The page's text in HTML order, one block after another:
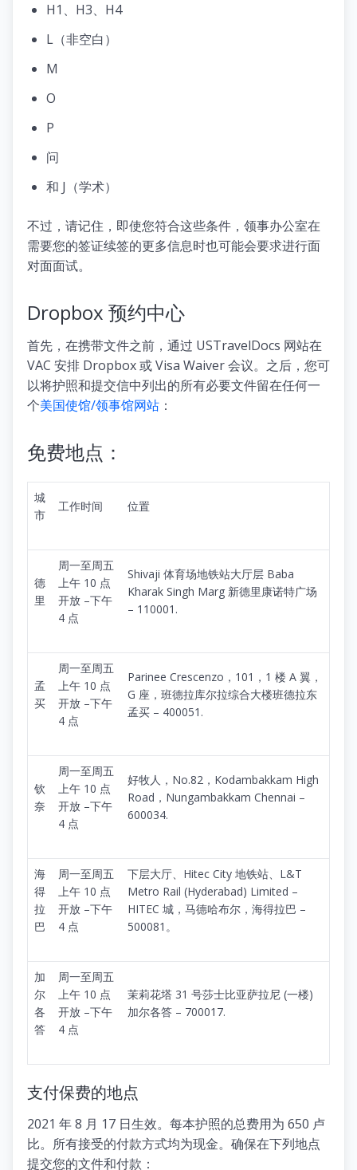
H1、H3、H4
L（非空白）
M
O
P
问
和 J（学术）
不过，请记住，即使您符合这些条件，领事办公室在
需要您的签证续签的更多信息时也可能会要求进行面
对面面试。
Dropbox 预约中心
首先，在携带文件之前，通过 USTravelDocs 网站在
VAC 安排 Dropbox 或 Visa Waiver 会议。之后，您可
以将护照和提交信中列出的所有必要文件留在任何一
个美国使馆/领事馆网站 ：
免费地点：
城
市
工作时间 位置
德
里
周一至周五
上午 10 点
开放 –下午
4 点
Shivaji 体育场地铁站大厅层 Baba
Kharak Singh Marg 新德里康诺特广场
– 110001.
孟
买
周一至周五
上午 10 点
开放 –下午
4 点
Parinee Crescenzo，101，1 楼 A 翼，
G 座，班德拉库尔拉综合大楼班德拉东
孟买 – 400051.
钦
奈
周一至周五
上午 10 点
开放 –下午
4 点
好牧人，No.82，Kodambakkam High
Road，Nungambakkam Chennai –
600034.
海
得
拉
巴
周一至周五
上午 10 点
开放 –下午
4 点
下层大厅、Hitec City 地铁站、L&T
Metro Rail (Hyderabad) Limited –
HITEC 城，马德哈布尔，海得拉巴 –
500081。
加
尔
各
答
周一至周五
上午 10 点
开放 –下午
4 点
茉莉花塔 31 号莎士比亚萨拉尼 (一楼)
加尔各答 – 700017.
支付保费的地点
2021 年 8 月 17 日生效。每本护照的总费用为 650 卢
比。所有接受的付款方式均为现金。确保在下列地点
提交您的文件和付款：